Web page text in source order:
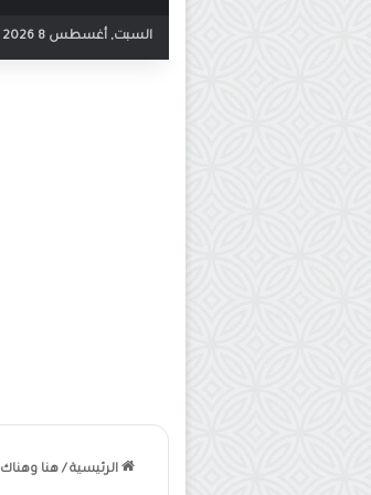
السبت, أغسطس 8 2026
الرئيسية / هنا وهناك